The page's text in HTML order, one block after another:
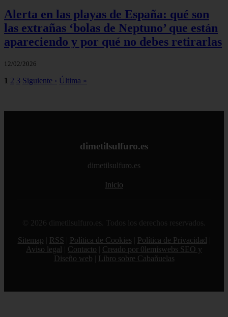
Alerta en las playas de España: qué son
las extrañas ‘bolas de Neptuno’ que están
apareciendo y por qué no debes retirarlas
12/02/2026
1 2 3 Siguiente › Última »
dimetilsulfuro.es
dimetilsulfuro.es
Inicio
© 2026 dimetilsulfuro.es. Todos los derechos reservados.
Sitemap
RSS Política de Cookies Política de Privacidad
Aviso legal
Contacto
Creado por 0lemiswebs SEO y
Diseño web
Libro sobre Cabañuelas